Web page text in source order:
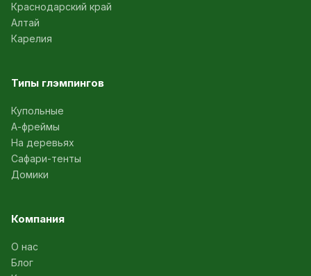
Краснодарский край
Алтай
Карелия
Типы глэмпингов
Купольные
А-фреймы
На деревьях
Сафари-тенты
Домики
Компания
О нас
Блог